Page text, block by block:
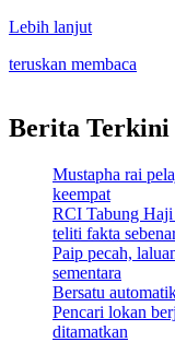
Lebih lanjut
teruskan membaca
Berita Terkini
Mustapha rai
keempat
RCI Tabung Haji
teliti fakta
Paip pecah,
sementara
Bersatu
Pencari lokan
ditamatkan